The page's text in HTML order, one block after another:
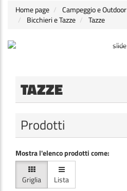
Home page Campeggio e Outdoor
Bicchieri e Tazze
Tazze
TAZZE
Prodotti
Mostra l'elenco prodotti come:
Griglia
Lista